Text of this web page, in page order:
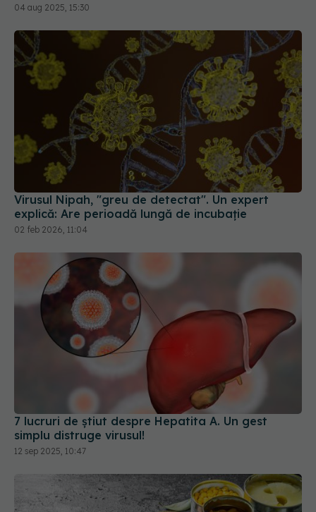
04 aug 2025, 15:30
Virusul Nipah, "greu de detectat". Un expert
explică: Are perioadă lungă de incubație
02 feb 2026, 11:04
7 lucruri de știut despre Hepatita A. Un gest
simplu distruge virusul!
12 sep 2025, 10:47